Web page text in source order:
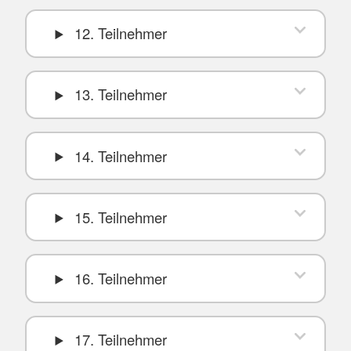
12. Teilnehmer
13. Teilnehmer
14. Teilnehmer
15. Teilnehmer
16. Teilnehmer
17. Teilnehmer